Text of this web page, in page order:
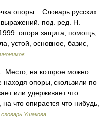
опоры... Словарь русских
под. ред. Н.
опора защита, помощь;
устой, основное, базис,
на которое можно
находя опоры, скользили по
или удерживает что
что опирается что нибудь,
словарь Ушакова